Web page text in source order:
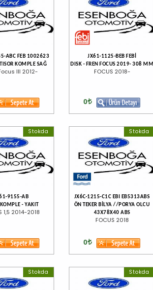
ABC FEB 1002623
KOMPLE SAĞ
III 2012-
JX61-1125-BEB FEBİ
DISK - FREN FOCUS 2019- 308 MM
FOCUS 2018-
0
Stokda
9155-AB
KOMPLE - YAKIT
1,5 2014-2018
Stokda
JX6C-1215-C1C EBI EB5313ABS
ÖN TEKER BİLYA //PORYA OLCU
43X78X40 ABS
FOCUS 2018
0
Stokda Stokda